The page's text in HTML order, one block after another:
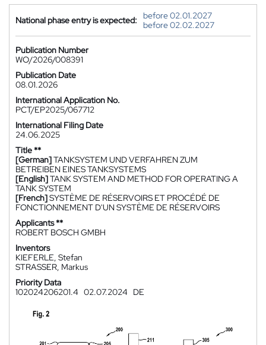
National phase entry is expected:
before 02.01.2027
before 02.02.2027
Publication Number
WO/2026/008391
Publication Date
08.01.2026
International Application No.
PCT/EP2025/067712
International Filing Date
24.06.2025
Title **
[German]TANKSYSTEM UND VERFAHREN ZUM
BETREIBEN EINES TANKSYSTEMS
[English]TANK SYSTEM AND METHOD FOR OPERATING A
TANK SYSTEM
[French]SYSTÈME DE RÉSERVOIRS ET PROCÉDÉ DE
FONCTIONNEMENT D'UN SYSTÈME DE RÉSERVOIRS
Applicants **
ROBERT BOSCH GMBH
Inventors
KIEFERLE, Stefan
STRASSER, Markus
Priority Data
102024206201.4 02.07.2024 DE